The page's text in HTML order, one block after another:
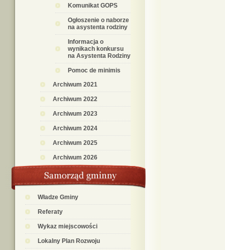
Komunikat GOPS
Ogłoszenie o naborze
na asystenta rodziny
Informacja o
wynikach konkursu
na Asystenta Rodziny
Pomoc de minimis
Archiwum 2021
Archiwum 2022
Archiwum 2023
Archiwum 2024
Archiwum 2025
Archiwum 2026
Władze Gminy
Referaty
Wykaz miejscowości
Lokalny Plan Rozwoju